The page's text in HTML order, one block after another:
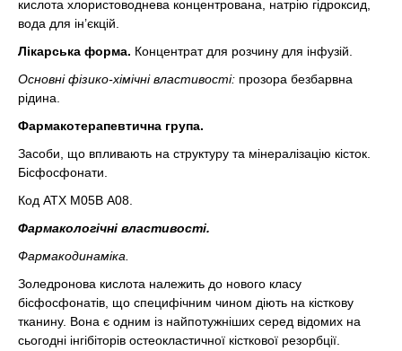
кислота хлористоводнева концентрована, натрію гідроксид,
вода для ін’єкцій.
Лікарська форма. Концентрат для розчину для інфузій.
Основні фізико-хімічні властивості: прозора безбарвна
рідина.
Фармакотерапевтична група.
Засоби, що впливають на структуру та мінералізацію кісток.
Бісфосфонати.
Код АТХ М05В А08.
Фармакологічні властивості.
Фармакодинаміка.
Золедронова кислота належить до нового класу
бісфосфонатів, що специфічним чином діють на кісткову
тканину. Вона є одним із найпотужніших серед відомих на
сьогодні інгібіторів остеокластичної кісткової резорбції.